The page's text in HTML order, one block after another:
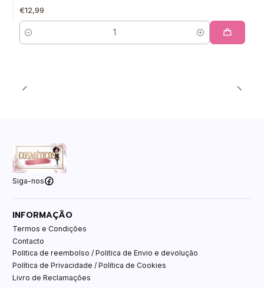
€12,99
Quantidade
Siga-nos
INFORMAÇÃO
Termos e Condições
Contacto
Politica de reembolso / Politica de Envio e devolução
Política de Privacidade / Política de Cookies
Livro de Reclamações